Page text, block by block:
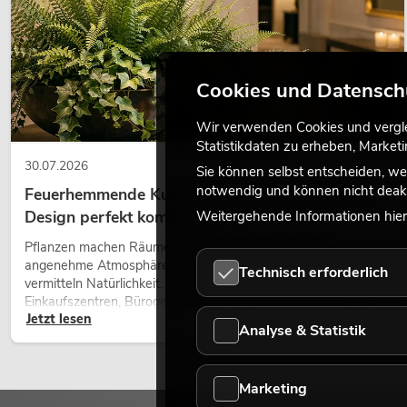
30.07.2026
Feuerhemmende Kunstpflanzen: Sicherheit und
Design perfekt kombiniert
Pflanzen machen Räume lebendig. Sie schaffen eine
angenehme Atmosphäre, verbessern das Ambiente und
vermitteln Natürlichkeit. Ob in Hotels, Restaurants,
Einkaufszentren, Bürogebäuden oder auf Messeständen: eine
hochwertige Begrünung gehört heute längst zum modernen
Raumkonzept.
Jetzt lesen
Cookies und
Wir verwenden Cookies und
Statistikdaten zu erheben,
Sie können selbst entscheiden,
notwendig und können nicht
Weitergehende Informationen
Technisch erforderlich
Analyse & Statistik
Marketing